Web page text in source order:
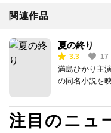
関連作品
夏の終り
3.3 17
満島ひかり主
の同名小説を
注目のニュ